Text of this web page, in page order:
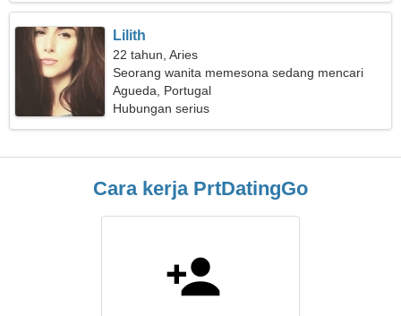
Lilith
22 tahun, Aries
Seorang wanita memesona sedang mencari
hubungan jangka panjang
Agueda, Portugal
Hubungan serius
Cara kerja PrtDatingGo